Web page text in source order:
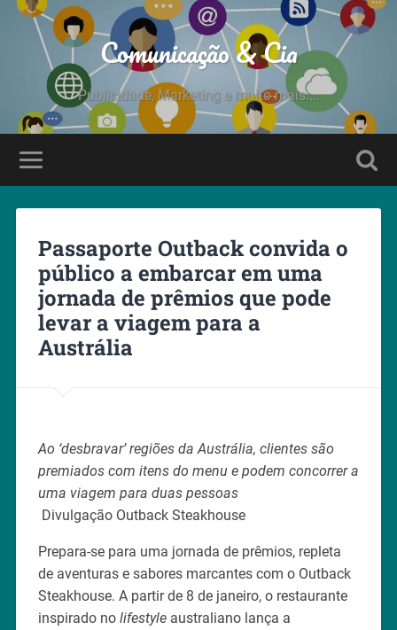
Comunicação & Cia
Publicidade, Marketing e muito mais....
Passaporte Outback convida o
público a embarcar em uma
jornada de prêmios que pode
levar a viagem para a
Austrália
Ao ‘desbravar’ regiões da Austrália, clientes são
premiados com itens do menu e podem concorrer a
uma viagem para duas pessoas
Divulgação Outback Steakhouse
Prepara-se para uma jornada de prêmios, repleta
de aventuras e sabores marcantes com o Outback
Steakhouse. A partir de 8 de janeiro, o restaurante
inspirado no lifestyleaustraliano lança a